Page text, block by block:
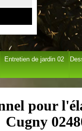
Entretien de jardin 02
pour
Cugny